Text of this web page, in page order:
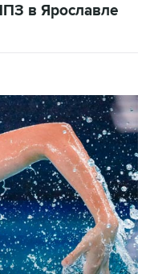
в Ярославле